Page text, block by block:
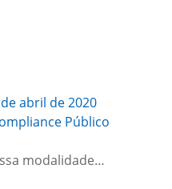
abril de 2020
Público
modalidade…